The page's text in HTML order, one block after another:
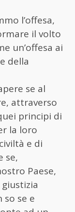
l’offesa,
il volto
un’offesa ai
della
se al
attraverso
principi di
la loro
e di
se,
Paese,
so se e